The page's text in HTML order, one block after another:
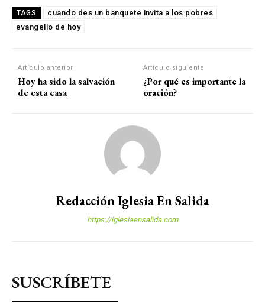
TAGS
cuando des un banquete invita a los pobres
evangelio de hoy
Artículo anterior
Hoy ha sido la salvación
de esta casa
Artículo siguiente
¿Por qué es importante la
oración?
Redacción Iglesia En Salida
https://iglesiaensalida.com
SUSCRÍBETE